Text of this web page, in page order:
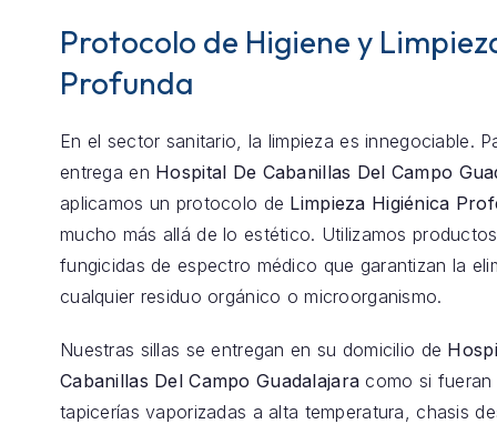
Protocolo de Higiene y
Profunda
En el sector sanitario, la limpieza es innegociable.
entrega en Hospital De Cabanillas Del Campo
aplicamos un protocolo de Limpieza Higiénica
mucho más allá de lo estético. Utilizamos
fungicidas de espectro médico que garantizan la
cualquier residuo orgánico o microorganismo.
Nuestras sillas se entregan en su domicilio de
Cabanillas Del Campo Guadalajara como si fueran
tapicerías vaporizadas a alta temperatura, chasis